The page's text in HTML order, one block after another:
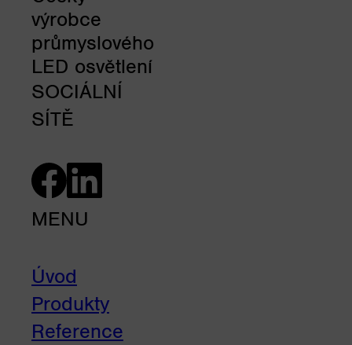
výrobce
průmyslového
LED osvětlení
SOCIÁLNÍ
SÍTĚ
MENU
Úvod
Produkty
Reference